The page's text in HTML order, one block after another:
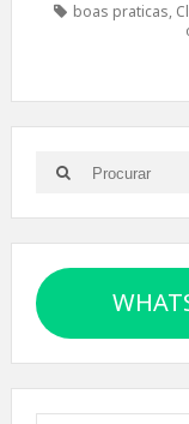
boas praticas,
Search
for:
Search
Digite seu e-mail…